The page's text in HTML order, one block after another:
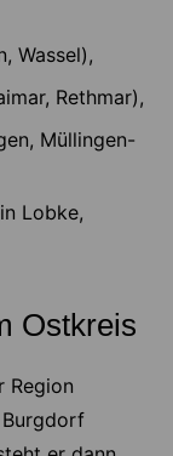
Wassel),
Rethmar),
Müllingen-
Lobke,
Ostkreis
Region
Burgdorf